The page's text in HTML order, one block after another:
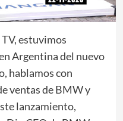
estuvimos
Argentina del nuevo
hablamos con
ventas de BMW y
lanzamiento,